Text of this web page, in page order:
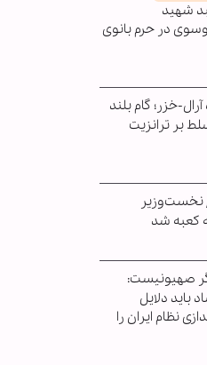
شهید
در حرم بانوی
آرال-خزر؛ گام بلند
بر ترانزیت
نخست‌وزیر
کعبه شد
صهیونیست:
دلایل
نظام ایران را